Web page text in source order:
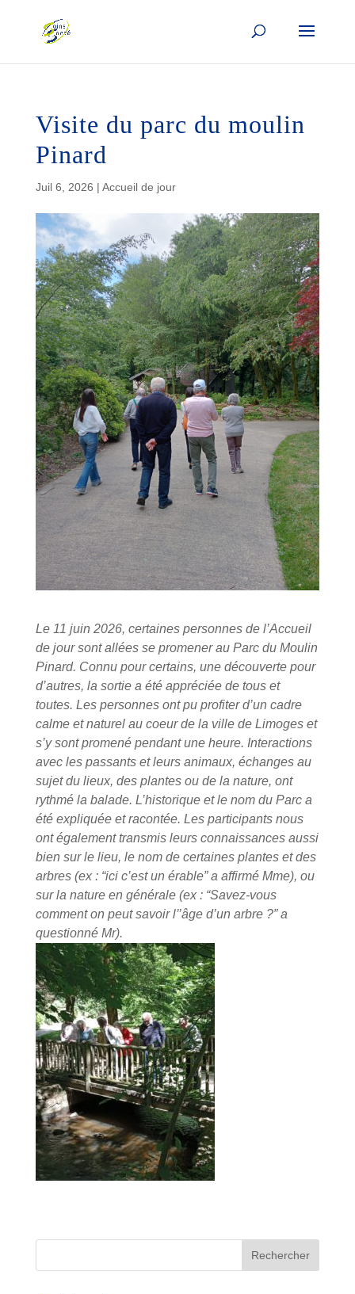
Visite du parc du moulin
Pinard
Juil 6, 2026 | Accueil de jour
Le 11 juin 2026, certaines personnes de l’Accueil
de jour sont allées se promener au Parc du Moulin
Pinard. Connu pour certains, une découverte pour
d’autres, la sortie a été appréciée de tous et
toutes. Les personnes ont pu profiter d’un cadre
calme et naturel au coeur de la ville de Limoges et
s’y sont promené pendant une heure. Interactions
avec les passants et leurs animaux, échanges au
sujet du lieux, des plantes ou de la nature, ont
rythmé la balade. L’historique et le nom du Parc a
été expliquée et racontée. Les participants nous
ont également transmis leurs connaissances aussi
bien sur le lieu, le nom de certaines plantes et des
arbres (ex : “ici c’est un érable” a affirmé Mme), ou
sur la nature en générale (ex : “Savez-vous
comment on peut savoir l’’âge d’un arbre ?” a
questionné Mr).